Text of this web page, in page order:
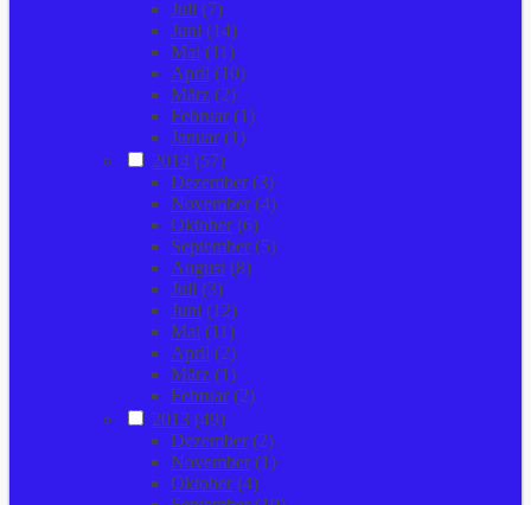
Juli (7)
Juni (14)
Mai (11)
April (10)
März (2)
Februar(1)
Januar(1)
2014 (57)
Dezember(3)
November(4)
Oktober(6)
September(5)
August (8)
Juli (3)
Juni (12)
Mai (11)
April (2)
März (1)
Februar(2)
2013 (49)
Dezember(2)
November(1)
Oktober(4)